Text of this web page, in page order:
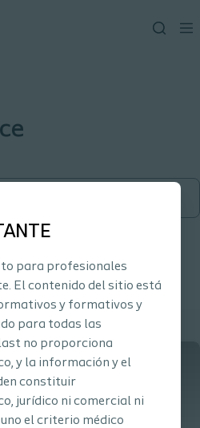
para profesionales
El contenido del sitio está
y formativos y
para todas las
no proporciona
y la información y el
constituir
jurídico ni comercial ni
el criterio médico